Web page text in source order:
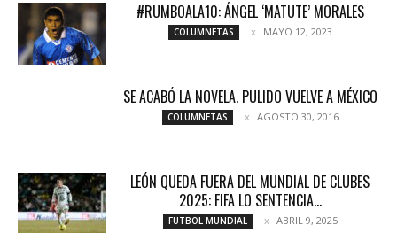
#RUMBOALA10: ÁNGEL ‘MATUTE’ MORALES
COLUMNETAS MAYO 12, 2023
SE ACABÓ LA NOVELA. PULIDO VUELVE A MÉXICO
COLUMNETAS AGOSTO 30, 2016
LEÓN QUEDA FUERA DEL MUNDIAL DE CLUBES
2025: FIFA LO SENTENCIA...
FUTBOL MUNDIAL ABRIL 9, 2025